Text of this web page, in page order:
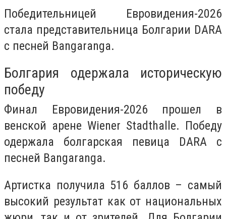
Победительницей Евровидения-2026
стала представительница Болгарии DARA
с песней Bangaranga.
Болгария одержала историческую
победу
Финал Евровидения-2026 прошел в
венской арене Wiener Stadthalle. Победу
одержала болгарская певица DARA с
песней Bangaranga.
Артистка получила 516 баллов – самый
высокий результат как от национальных